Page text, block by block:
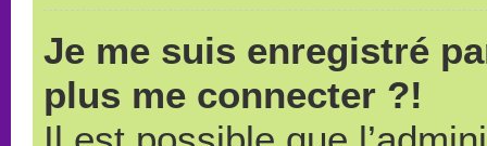
Je me suis enregistré
plus me connecter ?!